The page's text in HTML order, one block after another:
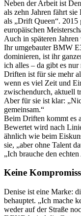
Neben der Arbeit ist
als zehn Jahren fährt
als „Drift Queen“. 2015
europäischen
Auch in späteren
Ihr umgebauter BMW
dominieren, ist ihr
ich alles – da gibt es
Driften ist für sie mehr
wenn es viel Zeit und
zwischendurch, aktuell
Aber für sie ist klar:
gemeinsam.“
Beim Driften kommt es
Bewertet wird nach
ähnlich wie beim
sie, „aber ohne Talent
„Ich brauche den
Keine
Denise ist eine Marke:
behauptet. „Ich mache
weder auf der Straße